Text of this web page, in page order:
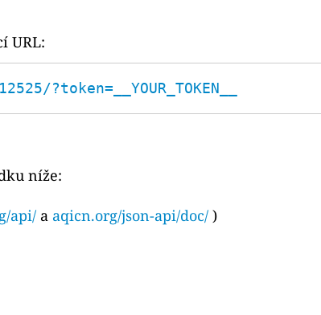
URL:
?token=__YOUR_TOKEN__
níže:
api/ a aqicn.org/json-api/doc/ )